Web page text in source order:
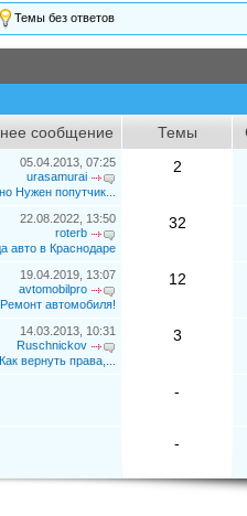
Темы без ответов
сообщение Темы
05.04.2013, 07:25
urasamurai
Нужен попутчик...
2
22.08.2022, 13:50
roterb
авто в Краснодаре
32
19.04.2019, 13:07
avtomobilpro
Ремонт автомобиля!
12
14.03.2013, 10:31
Ruschnickov
Как вернуть права,...
3
-
-